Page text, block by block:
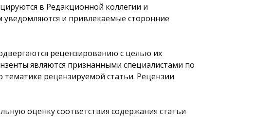
в Редакционной коллегии и
и привлекаемые сторонние
рецензированию с целью их
являются признанными специалистами по
рецензируемой статьи. Рецензии
оценку соответствия содержания статьи